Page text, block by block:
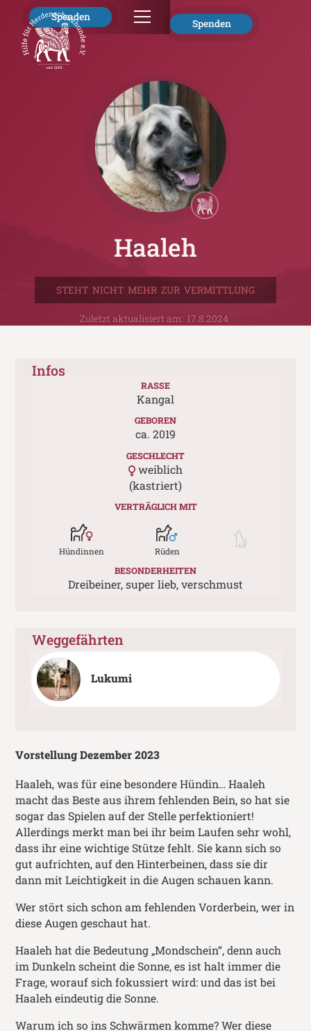
Spenden
Spenden
Haaleh
STEHT NICHT MEHR ZUR VERMITTLUNG
Zuletzt aktualisiert am: 17.8.2024
Vorstellung Dezember 2023
Haaleh, was für eine besondere Hündin… Haaleh
macht das Beste aus ihrem fehlenden Bein, so hat sie
sogar das Spielen auf der Stelle perfektioniert!
Allerdings merkt man bei ihr beim Laufen sehr wohl,
dass ihr eine wichtige Stütze fehlt. Sie kann sich so
gut aufrichten, auf den Hinterbeinen, dass sie dir
dann mit Leichtigkeit in die Augen schauen kann.
Wer stört sich schon am fehlenden Vorderbein, wer in
diese Augen geschaut hat.
Haaleh hat die Bedeutung „Mondschein“, denn auch
im Dunkeln scheint die Sonne, es ist halt immer die
Frage, worauf sich fokussiert wird: und das ist bei
Haaleh eindeutig die Sonne.
Warum ich so ins Schwärmen komme? Wer diese
Infos
RASSE
Kangal
GEBOREN
ca. 2019
GESCHLECHT
weiblich
(kastriert)
VERTRÄGLICH MIT
Hündinnen Rüden
BESONDERHEITEN
Dreibeiner, super lieb, verschmust
Weggefährten
Lukumi